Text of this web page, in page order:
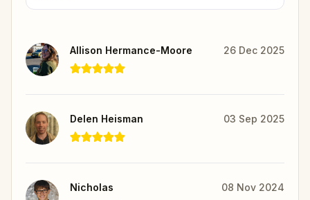
Allison Hermance-Moore 26 Dec 2025
Delen Heisman 03 Sep 2025
Nicholas 08 Nov 2024